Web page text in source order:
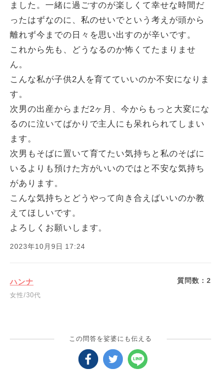
ました。一緒に過ごすのが楽しくて幸せな時間だ
ったはずなのに、私のせいでという考えが頭から
離れず今までの日々を思い出すのが辛いです。
これから先も、どうなるのか怖くてたまりませ
ん。
こんな私が子供2人を育てていいのか不安になりま
す。
次男の出産からまだ2ヶ月、今からもっと大変にな
るのに泣いてばかりで主人にも呆れられてしまい
ます。
次男もそばに置いて育てたい気持ちと私のそばに
いるよりも預けた方がいいのではと不安な気持ち
があります。
こんな気持ちとどうやって向き合えばいいのか教
えてほしいです。
よろしくお願いします。
2023年10月9日 17:24
ハンナ
女性/30代
質問数：2
この問答を娑婆にも伝える